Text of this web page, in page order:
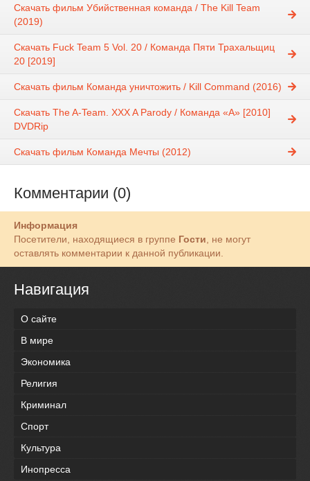
Скачать фильм Убийственная команда / The Kill Team
(2019)
Скачать Fuck Team 5 Vol. 20 / Команда Пяти Трахальщиц
20 [2019]
Скачать фильм Команда уничтожить / Kill Command (2016)
Скачать The A-Team. XXX A Parody / Команда «А» [2010]
DVDRip
Скачать фильм Команда Мечты (2012)
Комментарии (0)
Информация
Посетители, находящиеся в группе Гости, не могут
оставлять комментарии к данной публикации.
Навигация
О сайте
В мире
Экономика
Религия
Криминал
Спорт
Культура
Инопресса